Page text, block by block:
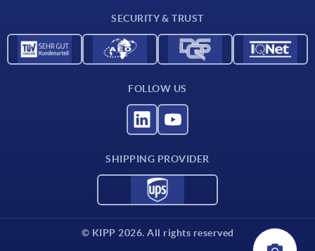
SECURITY & TRUST
FOLLOW US
SHIPPING PROVIDER
© KIPP 2026. All rights reserved